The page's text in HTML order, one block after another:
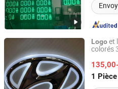
Logoet
colorés
1 Pièce
Shanghai Goodbang Display
Shanghai, China